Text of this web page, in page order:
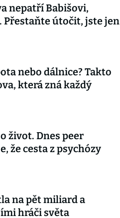
nepatří Babišovi,
Přestaňte útočit, jste jen
nebo dálnice? Takto
která zná každý
život. Dnes peer
že cesta z psychózy
na pět miliard a
hráči světa